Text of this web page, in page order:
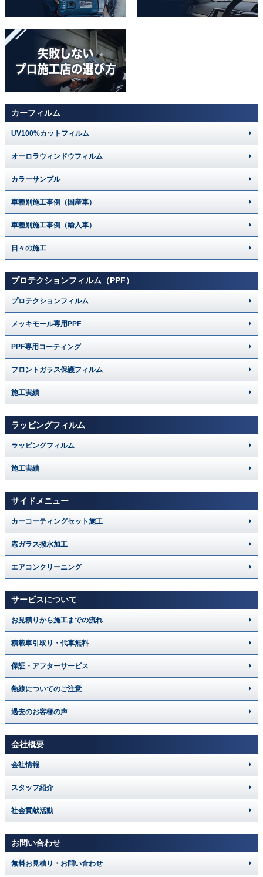
カーフィルム
UV100%カットフィルム
オーロラウィンドウフィルム
カラーサンプル
車種別施工事例（国産車）
車種別施工事例（輸入車）
日々の施工
プロテクションフィルム（PPF）
プロテクションフィルム
メッキモール専用PPF
PPF専用コーティング
フロントガラス保護フィルム
施工実績
ラッピングフィルム
ラッピングフィルム
施工実績
サイドメニュー
カーコーティングセット施工
窓ガラス撥水加工
エアコンクリーニング
サービスについて
お見積りから施工までの流れ
積載車引取り・代車無料
保証・アフターサービス
熱線についてのご注意
過去のお客様の声
会社概要
会社情報
スタッフ紹介
社会貢献活動
お問い合わせ
無料お見積り・お問い合わせ